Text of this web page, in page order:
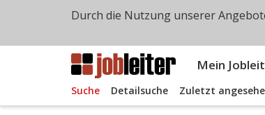
Mein
Suche Detailsuche Zuletzt
Durch die Nutzung unserer